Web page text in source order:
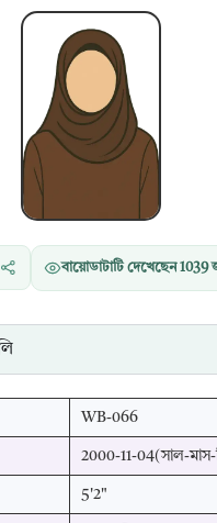
বায়োডাটাটি দেখেছেন1039
WB-066
2000-11-04(সাল-মাস-
5'2"